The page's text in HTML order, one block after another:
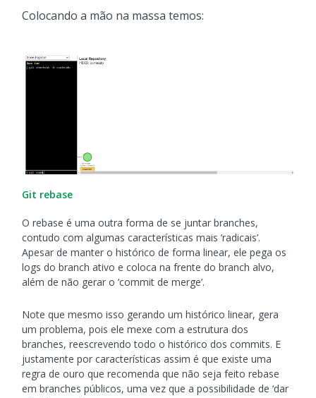
Colocando a mão na massa temos:
Git rebase
O rebase é uma outra forma de se juntar branches,
contudo com algumas características mais ‘radicais’.
Apesar de manter o histórico de forma linear, ele pega os
logs do branch ativo e coloca na frente do branch alvo,
além de não gerar o ‘commit de merge’.
Note que mesmo isso gerando um histórico linear, gera
um problema, pois ele mexe com a estrutura dos
branches, reescrevendo todo o histórico dos commits. E
justamente por características assim é que existe uma
regra de ouro que recomenda que não seja feito rebase
em branches públicos, uma vez que a possibilidade de ‘dar